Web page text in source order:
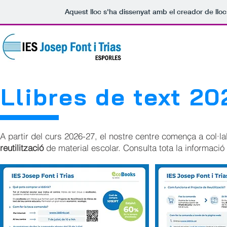
Aquest lloc s'ha dissenyat amb el creador de
Llibres de text
A partir del curs 2026-27, el nostre centre comença a
reutilitzacióde material escolar. Consulta tota la